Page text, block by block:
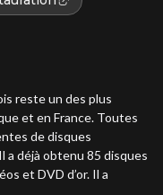
reste un des plus
et en France. Toutes
de disques
a déjà obtenu 85 disques
et DVD d’or. Il a